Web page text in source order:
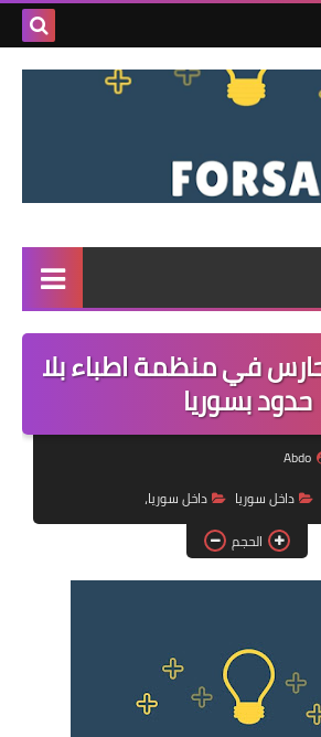
بحث
القائمة
مناقصات
فرص عمل داخل سوريا
فرص عمل في العراق
فرص عمل في اليمن
دورات تدريبية
في منظمة اطباء بلا
حدود بسوريا
Abdo
داخل سوريا
داخل سوريا،
الحجم